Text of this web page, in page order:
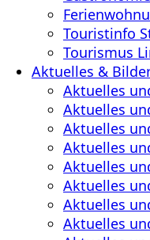
Touristinfo
Tourismus
Aktuelles &
Aktuelles
Aktuelles
Aktuelles
Aktuelles
Aktuelles
Aktuelles
Aktuelles
Aktuelles